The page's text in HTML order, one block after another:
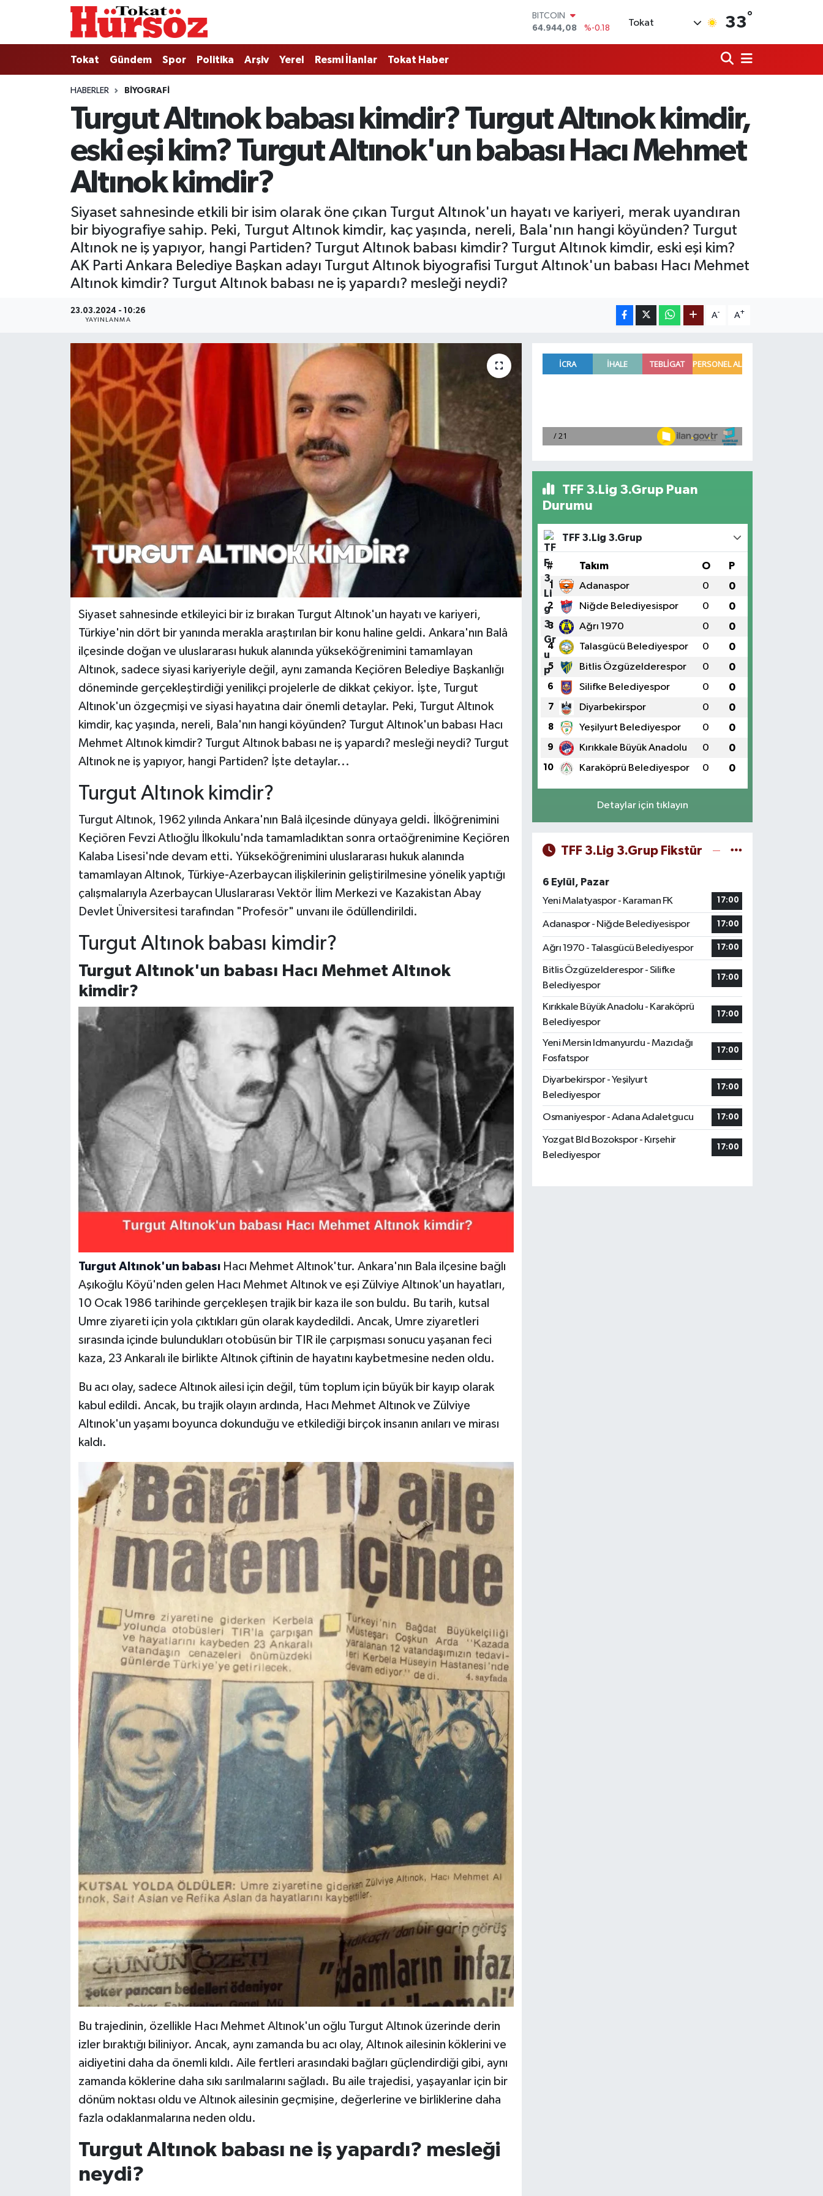
DOLAR
47,7436
%0.18
64,4811
%0.38
BİST100
13.779
%-14
64.944,08
%-0.18
Tokat 33°
Tokat Gündem Spor Politika Arşiv Yerel Resmi İlanlar Tokat Haber
HABERLER BIYOGRAFI
Turgut Altınok babası kimdir? Turgut Altınok kimdir,
eski eşi kim? Turgut Altınok'un babası Hacı Mehmet
Altınok kimdir?
Siyaset sahnesinde etkili bir isim olarak öne çıkan Turgut Altınok'un hayatı ve kariyeri, merak uyandıran
bir biyografiye sahip. Peki, Turgut Altınok kimdir, kaç yaşında, nereli, Bala'nın hangi köyünden? Turgut
Altınok ne iş yapıyor, hangi Partiden? Turgut Altınok babası kimdir? Turgut Altınok kimdir, eski eşi kim?
AK Parti Ankara Belediye Başkan adayı Turgut Altınok biyografisi Turgut Altınok'un babası Hacı Mehmet
Altınok kimdir? Turgut Altınok babası ne iş yapardı? mesleği neydi?
23.03.2024 - 10:26
YAYINLANMA
A- A+
Siyaset sahnesinde etkileyici bir iz bırakan Turgut Altınok'un hayatı ve kariyeri,
Türkiye'nin dört bir yanında merakla araştırılan bir konu haline geldi. Ankara'nın Balâ
ilçesinde doğan ve uluslararası hukuk alanında yükseköğrenimini tamamlayan
Altınok, sadece siyasi kariyeriyle değil, aynı zamanda Keçiören Belediye Başkanlığı
döneminde gerçekleştirdiği yenilikçi projelerle de dikkat çekiyor. İşte, Turgut
Altınok'un özgeçmişi ve siyasi hayatına dair önemli detaylar. Peki, Turgut Altınok
kimdir, kaç yaşında, nereli, Bala'nın hangi köyünden? Turgut Altınok'un babası Hacı
Mehmet Altınok kimdir? Turgut Altınok babası ne iş yapardı? mesleği neydi? Turgut
Altınok ne iş yapıyor, hangi Partiden? İşte detaylar...
Turgut Altınok kimdir?
Turgut Altınok, 1962 yılında Ankara'nın Balâ ilçesinde dünyaya geldi. İlköğrenimini
Keçiören Fevzi Atlıoğlu İlkokulu'nda tamamladıktan sonra ortaöğrenimine Keçiören
Kalaba Lisesi'nde devam etti. Yükseköğrenimini uluslararası hukuk alanında
tamamlayan Altınok, Türkiye-Azerbaycan ilişkilerinin geliştirilmesine yönelik yaptığı
çalışmalarıyla Azerbaycan Uluslararası Vektör İlim Merkezi ve Kazakistan Abay
Devlet Üniversitesi tarafından "Profesör" unvanı ile ödüllendirildi.
Turgut Altınok babası kimdir?
Turgut Altınok'un babası Hacı Mehmet Altınok
kimdir?
Turgut Altınok'un babasıHacı Mehmet Altınok'tur. Ankara'nın Bala ilçesine bağlı
Aşıkoğlu Köyü'nden gelen Hacı Mehmet Altınok ve eşi Zülviye Altınok'un hayatları,
10 Ocak 1986 tarihinde gerçekleşen trajik bir kaza ile son buldu. Bu tarih, kutsal
Umre ziyareti için yola çıktıkları gün olarak kaydedildi. Ancak, Umre ziyaretleri
sırasında içinde bulundukları otobüsün bir TIR ile çarpışması sonucu yaşanan feci
kaza, 23 Ankaralı ile birlikte Altınok çiftinin de hayatını kaybetmesine neden oldu.
Bu acı olay, sadece Altınok ailesi için değil, tüm toplum için büyük bir kayıp olarak
kabul edildi. Ancak, bu trajik olayın ardında, Hacı Mehmet Altınok ve Zülviye
Altınok'un yaşamı boyunca dokunduğu ve etkilediği birçok insanın anıları ve mirası
kaldı.
Bu trajedinin, özellikle Hacı Mehmet Altınok'un oğlu Turgut Altınok üzerinde derin
izler bıraktığı biliniyor. Ancak, aynı zamanda bu acı olay, Altınok ailesinin köklerini ve
aidiyetini daha da önemli kıldı. Aile fertleri arasındaki bağları güçlendirdiği gibi, aynı
zamanda köklerine daha sıkı sarılmalarını sağladı. Bu aile trajedisi, yaşayanlar için bir
dönüm noktası oldu ve Altınok ailesinin geçmişine, değerlerine ve birliklerine daha
fazla odaklanmalarına neden oldu.
Turgut Altınok babası ne iş yapardı? mesleği
neydi?
TFF 3.Lig 3.Grup Puan
Durumu
TFF 3.Lig 3.Grup
# Takım O P
1 Adanaspor 0 0
2 Niğde Belediyesispor 0 0
3 Ağrı 1970 0 0
4 Talasgücü Belediyespor 0 0
5 Bitlis Özgüzelderespor 0 0
6 Silifke Belediyespor 0 0
7 Diyarbekirspor 0 0
8 Yeşilyurt Belediyespor 0 0
9 Kırıkkale Büyük Anadolu 0 0
10 Karaköprü Belediyespor 0 0
Detaylar için tıklayın
TFF 3.Lig 3.Grup Fikstür
6 Eylül, Pazar
Yeni Malatyaspor - Karaman FK
17:00
Adanaspor - Niğde Belediyesispor 17:00
Ağrı 1970 - Talasgücü Belediyespor 17:00
Bitlis Özgüzelderespor - Silifke
Belediyespor
17:00
Kırıkkale Büyük Anadolu - Karaköprü
Belediyespor
17:00
Yeni Mersin Idmanyurdu - Mazıdağı
Fosfatspor
17:00
Diyarbekirspor - Yeşilyurt
Belediyespor
17:00
Osmaniyespor - Adana Adaletgucu 17:00
Yozgat Bld Bozokspor - Kırşehir
Belediyespor
17:00
Tokat
Türkiye Gündemi
Gündem
Tokat Spor
Tokat Haber
Nöbetçi Eczaneler
Hava Durumu
Tokat Namaz Vakitleri
Trafik Durumu
Süper Lig Puan Durumu ve Fikstür
Son Dakika Haberleri
Haber Arşivi